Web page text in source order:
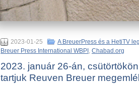
2023-01-25 A BreuerPress és a HetiTV
Breuer Press International WBPI , Chabad.org
2023. január 26-án,
tartjuk Reuven Breuer